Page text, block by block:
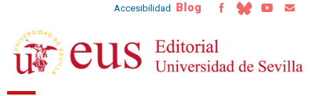
Accesibilidad Blog